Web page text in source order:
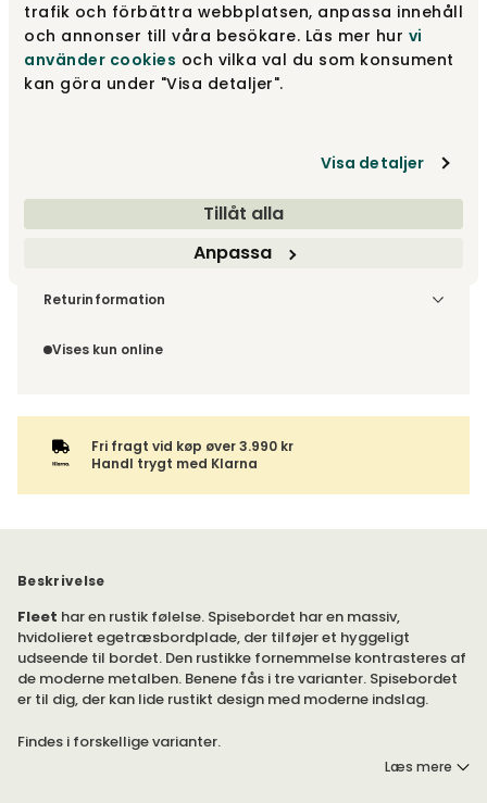
trafik och förbättra webbplatsen, anpassa innehåll
och annonser till våra besökare. Läs mer hur vi
använder cookies och vilka val du som konsument
kan göra under "Visa detaljer".
Visa detaljer
Tillåt alla
Anpassa
7 765 kr
Denne vare leveres til din dør/tomtgrænse. Inden levering
produkter, sendes hele ordren samlet.
Returinformation
ordre.
Vises kun online
Fri fragt vid køp øver 3.990 kr
Handl trygt med Klarna
Beskrivelse
Fleet har en rustik følelse. Spisebordet har en massiv,
hvidolieret egetræsbordplade, der tilføjer et hyggeligt
udseende til bordet. Den rustikke fornemmelse kontrasteres af
de moderne metalben. Benene fås i tre varianter. Spisebordet
er til dig, der kan lide rustikt design med moderne indslag.
Findes i forskellige varianter.
Læs mere